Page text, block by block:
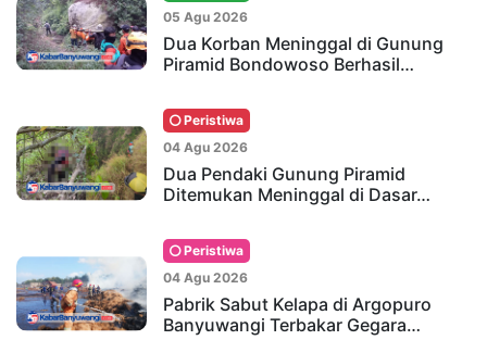
05 Agu 2026
Dua Korban Meninggal di Gunung
Piramid Bondowoso Berhasil…
Peristiwa
04 Agu 2026
Dua Pendaki Gunung Piramid
Ditemukan Meninggal di Dasar…
Peristiwa
04 Agu 2026
Pabrik Sabut Kelapa di Argopuro
Banyuwangi Terbakar Gegara…